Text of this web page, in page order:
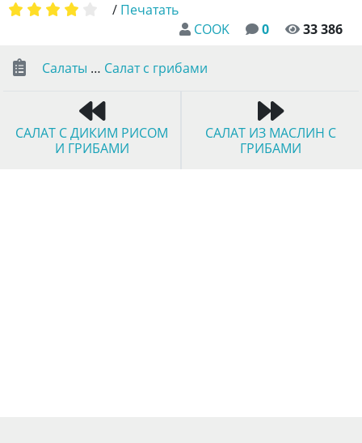
COOK 0 33 386
/ Печатать
Салаты … Салат с грибами
САЛАТ С ДИКИМ РИСОМ
И ГРИБАМИ
САЛАТ ИЗ МАСЛИН С
ГРИБАМИ